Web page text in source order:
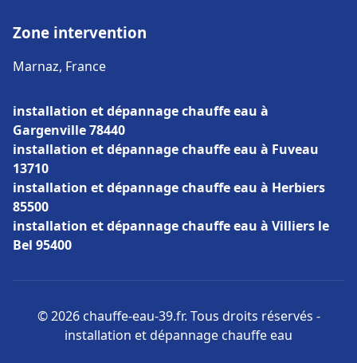
Zone intervention
Marnaz, France
installation et dépannage chauffe eau à
Gargenville 78440
installation et dépannage chauffe eau à Fuveau
13710
installation et dépannage chauffe eau à Herbiers
85500
installation et dépannage chauffe eau à Villiers le
Bel 95400
© 2026 chauffe-eau-39.fr. Tous droits réservés -
installation et dépannage chauffe eau